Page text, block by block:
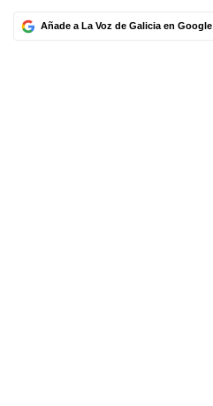
Añade a La Voz de Galicia en Google